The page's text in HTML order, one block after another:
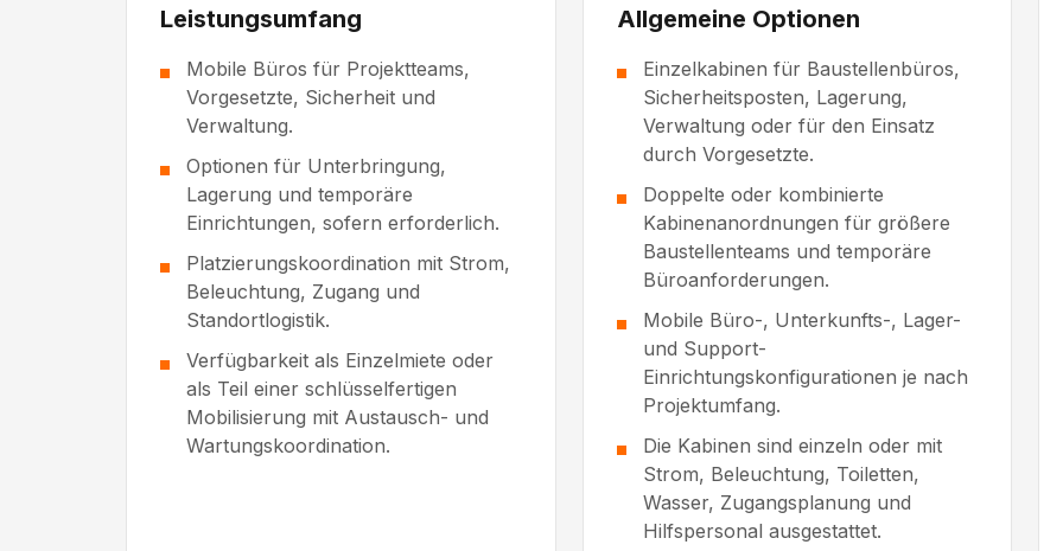
Leistungsumfang
Mobile Büros für Projektteams,
Vorgesetzte, Sicherheit und
Verwaltung.
Optionen für Unterbringung,
Lagerung und temporäre
Einrichtungen, sofern erforderlich.
Platzierungskoordination mit Strom,
Beleuchtung, Zugang und
Standortlogistik.
Verfügbarkeit als Einzelmiete oder
als Teil einer schlüsselfertigen
Mobilisierung mit Austausch- und
Wartungskoordination.
Allgemeine Optionen
Einzelkabinen für Baustellenbüros,
Sicherheitsposten, Lagerung,
Verwaltung oder für den Einsatz
durch Vorgesetzte.
Doppelte oder kombinierte
Kabinenanordnungen für größere
Baustellenteams und temporäre
Büroanforderungen.
Mobile Büro-, Unterkunfts-, Lager-
und Support-
Einrichtungskonfigurationen je nach
Projektumfang.
Die Kabinen sind einzeln oder mit
Strom, Beleuchtung, Toiletten,
Wasser, Zugangsplanung und
Hilfspersonal ausgestattet.